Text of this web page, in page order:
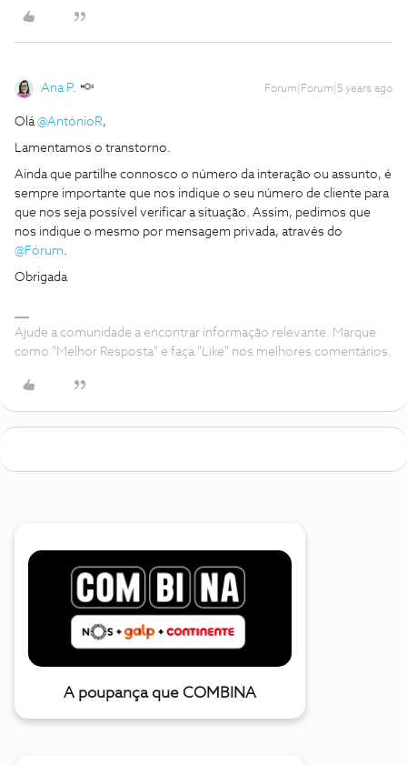
Ana P. Forum|Forum|5 years ago
Olá @AntónioR,
Lamentamos o transtorno.
Ainda que partilhe connosco o número da interação ou assunto, é
sempre importante que nos indique o seu número de cliente para
que nos seja possível verificar a situação. Assim, pedimos que
nos indique o mesmo por mensagem privada, através do
@Fórum
Obrigada
Ajude a comunidade a encontrar informação relevante. Marque
como "Melhor Resposta" e faça "Like" nos melhores comentários.
A poupança que COMBINA